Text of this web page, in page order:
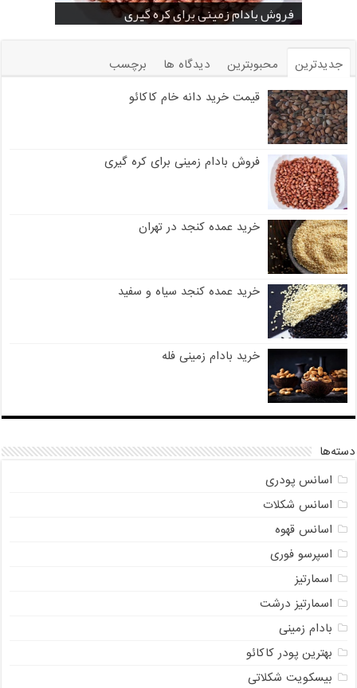
قیمت خرید دانه خام کاکائو
فروش بادام زمینی برای کره گیری
خرید عمده کنجد در تهران
خرید عمده کنجد سیاه و سفید
خرید بادام زمینی فله
خرید عمده کنجد سیاه
خرید عمده کنجد سفید
قیمت خرید کافی میت در کرمان
فروش انواع کنجد در یزد ( Sesame )
جدیدترین محبوبترین دیدگاه ها
برچسب
قیمت خرید دانه خام کاکائو
فروش بادام زمینی برای کره گیری
خرید عمده کنجد در تهران
خرید عمده کنجد سیاه و سفید
خرید بادام زمینی فله
دسته‌ها
اسانس پودری
اسانس شکلات
اسانس قهوه
اسپرسو فوری
اسمارتیز
اسمارتیز درشت
بادام زمینی
بهترین پودر کاکائو
بیسکویت شکلاتی